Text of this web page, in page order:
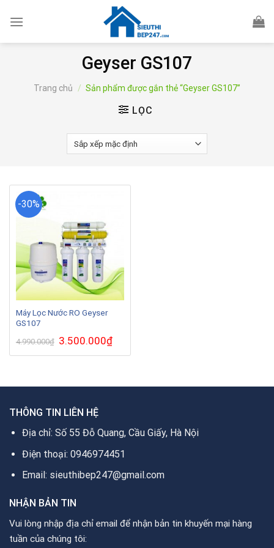
Geyser GS107
Trang chủ / Sản phẩm được gắn thẻ “Geyser GS107”
LỌC
-30%
Máy Lọc Nước RO Geyser
GS107
4.990.000₫ Giá
gốc
là:
3.500.000₫Giá
hiện
tại
THÔNG TIN LIÊN HỆ
Địa chỉ: Số 55 Đỗ Quang, Cầu Giấy, Hà Nội
Điện thoại: 0946974451
Email: sieuthibep247@gmail.com
NHẬN BẢN TIN
Vui lòng nhập địa chỉ email để nhận bản tin khuyến mại hàng
tuần của chúng tôi: